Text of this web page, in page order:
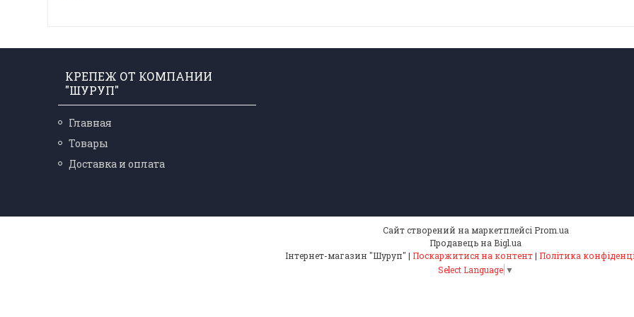
КРЕПЕЖ ОТ КОМПАНИИ
"ШУРУП"
Главная
Товары
Доставка и оплата
Сайт створений на маркетплейсі Prom.ua
Продавець на Bigl.ua
Інтернет-магазин "Шуруп" | Поскаржитися на контент| Політика
Select Language ▼